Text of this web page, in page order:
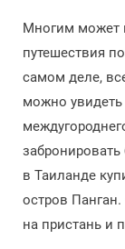
Многим может
путешествия
самом деле,
можно увидеть
в Таиланде
остров
на пристань и